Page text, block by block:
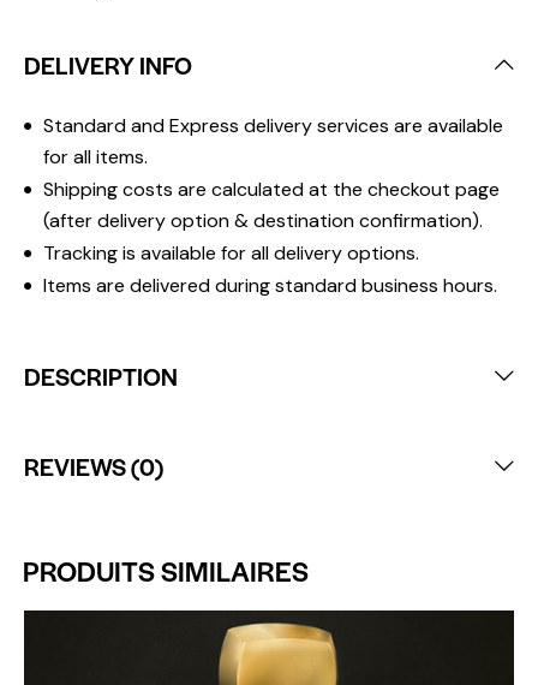
DELIVERY INFO
Standard and Express delivery services are available
for all items.
Shipping costs are calculated at the checkout page
(after delivery option & destination confirmation).
Tracking is available for all delivery options.
Items are delivered during standard business hours.
DESCRIPTION
REVIEWS (0)
PRODUITS SIMILAIRES